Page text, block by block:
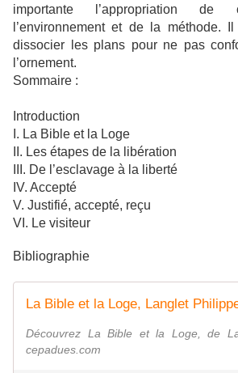
importante l’appropriation
l’environnement et de la méthode.
dissocier les plans pour ne pas
l’ornement.
Sommaire :
Introduction
I. La Bible et la Loge
II. Les étapes de la libération
III. De l’esclavage à la liberté
IV. Accepté
V. Justifié, accepté, reçu
VI. Le visiteur
Bibliographie
Découvrez La Bible et la Loge, de
cepadues.com